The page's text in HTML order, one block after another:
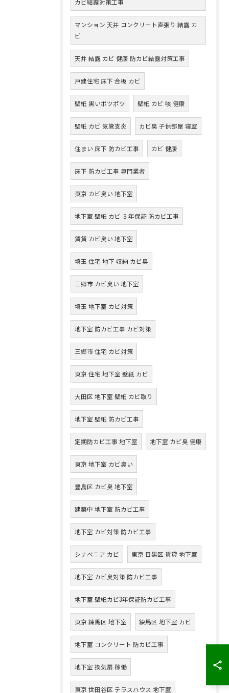
カビ結露対策工事
マンション 天井 コンクリート直張り 結露 カ
ビ
天井 結露 カビ 健康 防カビ結露対策工事
戸建住宅 床下 合板 カビ
壁紙 黒いポツポツ 壁紙 カビ 咳 健康
壁紙 カビ 気管支炎 カビ臭 子供部屋 寝室
住まい 床下 防カビ工事 カビ 健康
床下 防カビ工事 専門業者
東京 カビ臭い 地下室
地下室 壁紙 カビ ３年保証 防カビ工事
賃貸 カビ臭い 地下室
埼玉 住宅 地下 収納 カビ臭
三郷市 カビ臭い 地下室
埼玉 地下室 カビ対策
地下室 防カビ工事 カビ対策
三郷市 住宅 カビ対策
東京 住宅 地下室 壁紙 カビ
大田区 地下室 壁紙 カビ取り
地下室 壁紙 防カビ工事
定期防カビ工事 地下室 地下室 カビ臭 健康
東京 地下室 カビ臭い
豊島区 カビ臭 地下室
建築中 地下室 防カビ工事
地下室 カビ対策 防カビ工事
シナベニア カビ 東京 目黒区 賃貸 地下室
地下室 カビ臭対策 防カビ工事
地下室 壁紙カビ3年保証防カビ工事
東京 練馬区 地下室 練馬区 地下室 カビ
地下室 コンクリート 防カビ工事
地下室 換気扇 稼働
東京 世田谷区 テラスハウス 地下室